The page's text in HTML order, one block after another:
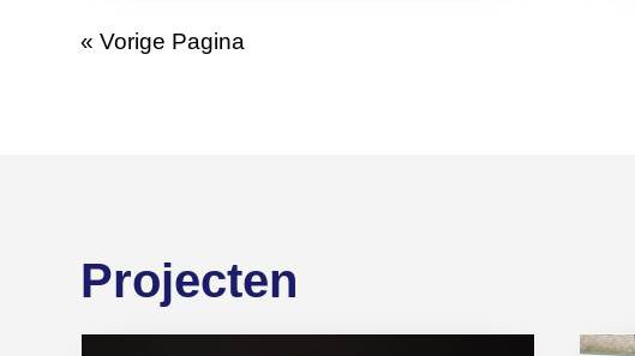
« Vorige Pagina
Projecten